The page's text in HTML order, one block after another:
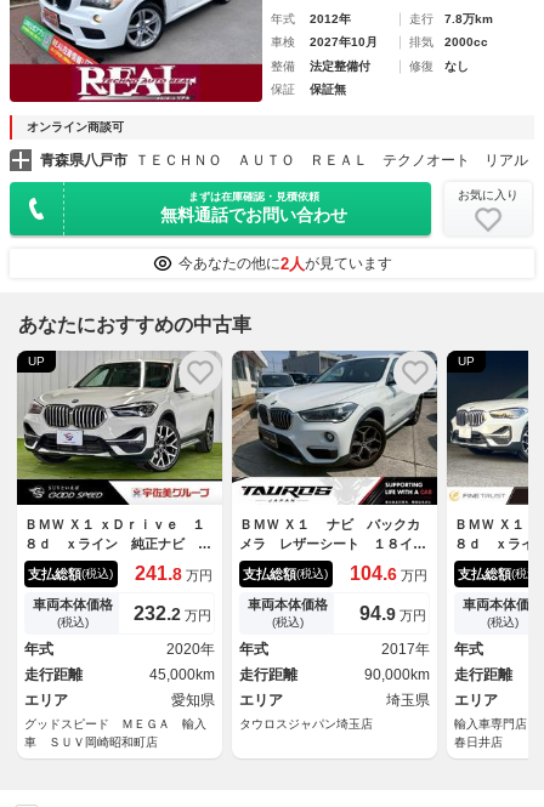
年式 2012年 走行
7.8万km
車検
2027年10月 排気
2000cc
整備
法定整備付 修復
なし
保証
保証無
オンライン商談可
青森県八戸市 ＴＥＣＨＮＯ ＡＵＴＯ ＲＥＡＬ テクノオート リアル
まずは在庫確認・見積依頼
無料通話でお問い合わせ
お気に入り
今あなたの他に2人が見ています
あなたにおすすめの中古車
UP
ＢＭＷ Ｘ１ ｘＤｒｉｖｅ １
８ｄ ｘライン 純正ナビ バ
ックカメラ 電動リアゲート
パワーシート シートメモリ
ー クリアランスソナー イン
テリジェントセーフティー 純
正１９インチアルミ ＬＥＤヘ
ッドライト ハーフレザーシー
ト
支払総額(税込) 241.8 万円
車両本体価格
(税込) 232.2 万円
年式
2020年
走行距離
45,000km
エリア
愛知県
グッドスピード ＭＥＧＡ 輸入
車 ＳＵＶ岡崎昭和町店
ＢＭＷ Ｘ１ ナビ バックカ
メラ レザーシート １８イン
チアルミホイール オートエア
コン ＥＴＣ スマートキー
プッシュスタート シートヒー
ター リアワイパー パワーウ
ィンドウ
支払総額(税込) 104.6 万円
車両本体価格
(税込) 94.9 万円
年式
2017年
走行距離
90,000km
エリア
埼玉県
タウロスジャパン埼玉店
UP
ＢＭＷ Ｘ１
８ｄ ｘライ
ッケージ ハ
ジ 茶本革シ
トパッケー
ア ６ヶ月走
証 禁煙車
純正１０．
ダプティブク
ル バックカ
支払総額(税込)
車両本体価格
(税込)
年式
走行距離
エリア
輸入車専門店
春日井店